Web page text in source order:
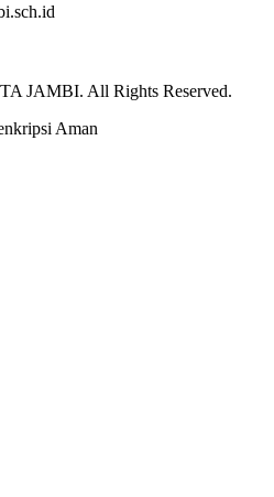
JAMBI. All Rights Reserved.
Aman